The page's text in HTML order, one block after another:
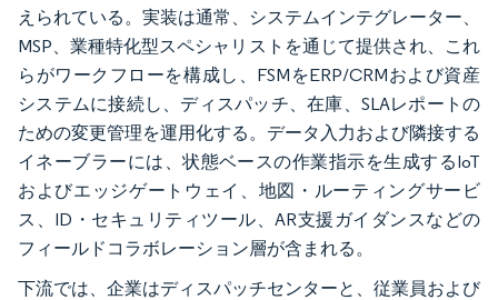
えられている。実装は通常、システムインテグレーター、
MSP、業種特化型スペシャリストを通じて提供され、これ
らがワークフローを構成し、FSMをERP/CRMおよび資産
システムに接続し、ディスパッチ、在庫、SLAレポートの
ための変更管理を運用化する。データ入力および隣接する
イネーブラーには、状態ベースの作業指示を生成するIoT
およびエッジゲートウェイ、地図・ルーティングサービ
ス、ID・セキュリティツール、AR支援ガイダンスなどの
フィールドコラボレーション層が含まれる。
下流では、企業はディスパッチセンターと、従業員および